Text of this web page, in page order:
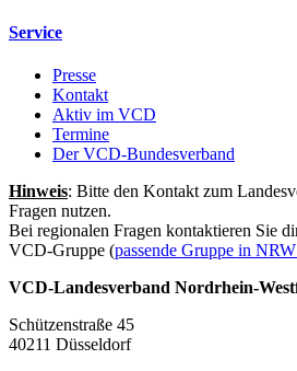
Service
Presse
Kontakt
Aktiv im VCD
Termine
Der VCD-Bundesverband
Hinweis: Bitte den Kontakt zum
Fragen nutzen.
Bei regionalen Fragen kontaktieren Sie
VCD-Gruppe (passende Gruppe in
VCD-Landesverband Nordrhein-
Schützenstraße 45
40211 Düsseldorf